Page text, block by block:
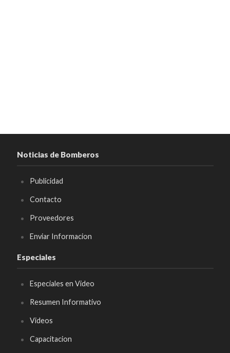
Noticias de Bomberos
Publicidad
Contacto
Proveedores
Enviar Informacion
Especiales
Especiales en Video
Resumen Informativo
Videos
Capacitacion